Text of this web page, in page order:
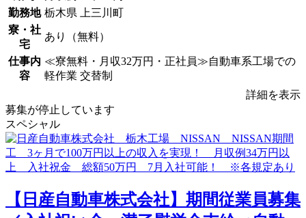
勤務地 栃木県 上三川町
寮・社
宅
あり（無料）
仕事内
容
≪寮無料・月収32万円・正社員≫自動車系工場での
軽作業 交替制
詳細を表示
募集が停止しています
スペシャル
【日産自動車株式会社】期間従業員募集